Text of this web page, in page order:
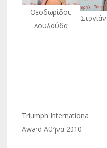
Θεοδωρίδου
Λουλούδα
Πλοήγηση
άρθρων
Triumph International
Award Αθήνα 2010